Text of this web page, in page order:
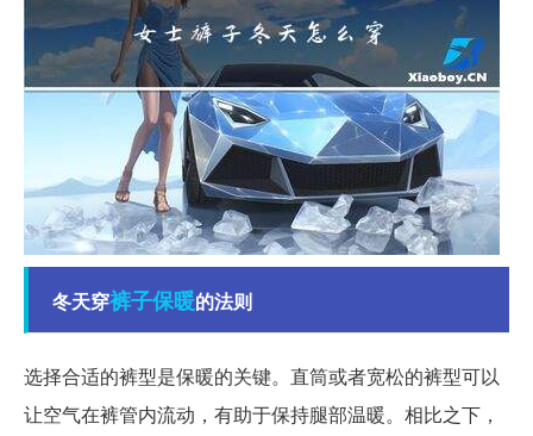
冬天穿裤子保暖的法则
选择合适的裤型是保暖的关键。直筒或者宽松的裤型可以
让空气在裤管内流动，有助于保持腿部温暖。相比之下，